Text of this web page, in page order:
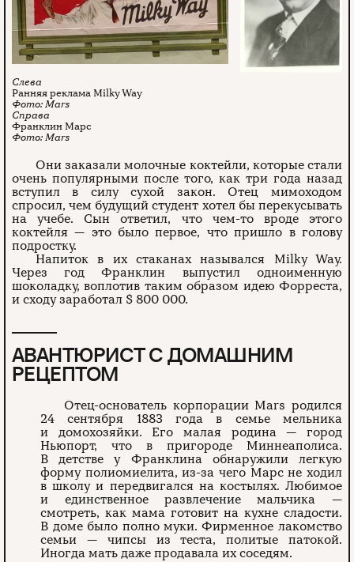
Ранняя реклама Milky Way
Mars
Франклин Марс
Mars
Они заказали молочные коктейли, которые стали
очень популярными после того, как три года назад
вступил в силу сухой закон. Отец мимоходом
спросил, чем будущий студент хотел бы перекусывать
на учебе. Сын ответил, что чем-то вроде этого
коктейля — это было первое, что пришло в голову
подростку.
Напиток в их стаканах назывался Milky Way.
Через год Франклин выпустил одноименную
шоколадку, воплотив таким образом идею Форреста,
и сходу заработал $ 800 000.
АВАНТЮРИСТ С ДОМАШНИМ
РЕЦЕПТОМ
Отец-основатель корпорации Mars родился
24 сентября 1883 года в семье мельника
и домохозяйки. Его малая родина — город
Ньюпорт, что в пригороде Миннеаполиса.
В детстве у Франклина обнаружили легкую
форму полиомиелита, из-за чего Марс не ходил
в школу и передвигался на костылях. Любимое
и единственное развлечение мальчика —
смотреть, как мама готовит на кухне сладости.
В доме было полно муки. Фирменное лакомство
семьи — чипсы из теста, политые патокой.
Иногда мать даже продавала их соседям.